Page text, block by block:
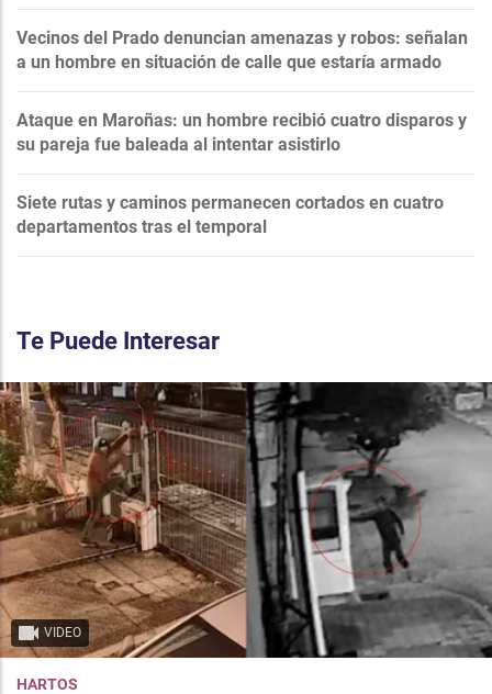
Vecinos del Prado denuncian amenazas y robos: señalan
a un hombre en situación de calle que estaría armado
Ataque en Maroñas: un hombre recibió cuatro disparos y
su pareja fue baleada al intentar asistirlo
Siete rutas y caminos permanecen cortados en cuatro
departamentos tras el temporal
Te Puede Interesar
VIDEO
HARTOS